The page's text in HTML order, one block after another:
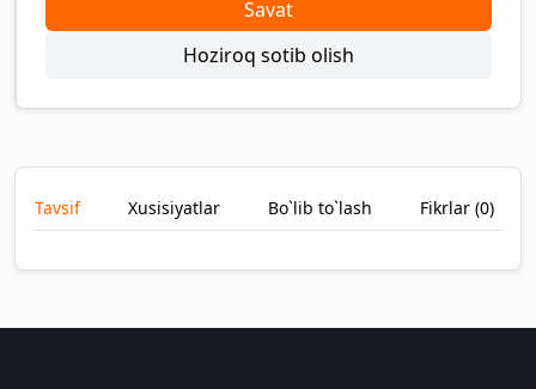
Savat
Hoziroq sotib olish
Tavsif Xusisiyatlar Bo`lib to`lash Fikrlar (0)